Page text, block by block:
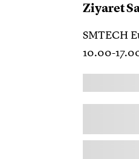
Ziyaret
SMTECH
10.00-